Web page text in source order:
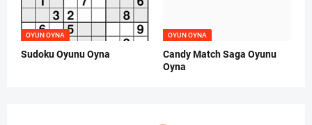
OYUN OYNA
Sudoku Oyunu Oyna
OYUN OYNA
Candy Match Saga Oyunu
Oyna